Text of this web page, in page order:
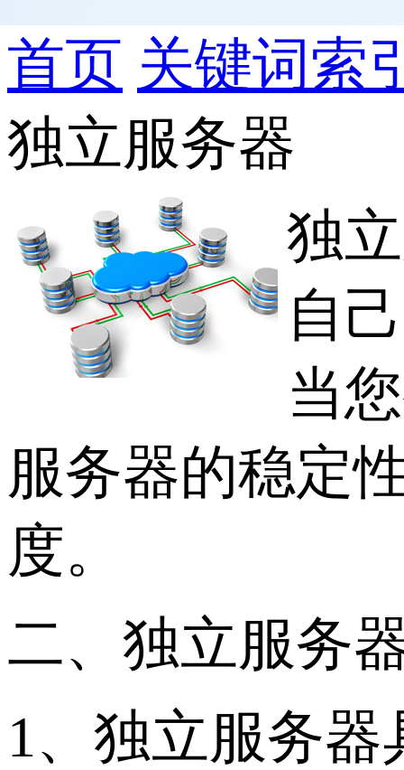
首页 关键词索
独立服务器
独
自
当
服务器的稳定
度。
二、独立服务
1、独立服务